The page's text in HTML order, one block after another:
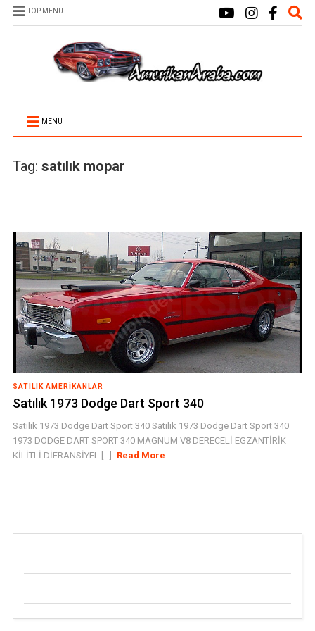
TOP MENU
MENU
Tag: satılık mopar
SATILIK AMERIKANLAR
Satılık 1973 Dodge Dart Sport 340
Satılık 1973 Dodge Dart Sport 340 Satılık 1973 Dodge Dart Sport 340
1973 DODGE DART SPORT 340 MAGNUM V8 DERECELİ EGZANTİRİK
KİLİTLİ DİFRANSİYEL [...]
Read More